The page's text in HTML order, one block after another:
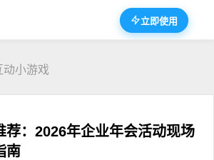
立即使用
动小游戏
荐：2026年企业年会活动现场
南